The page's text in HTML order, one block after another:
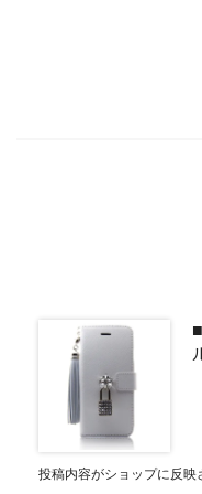
投稿内容がショップに反映